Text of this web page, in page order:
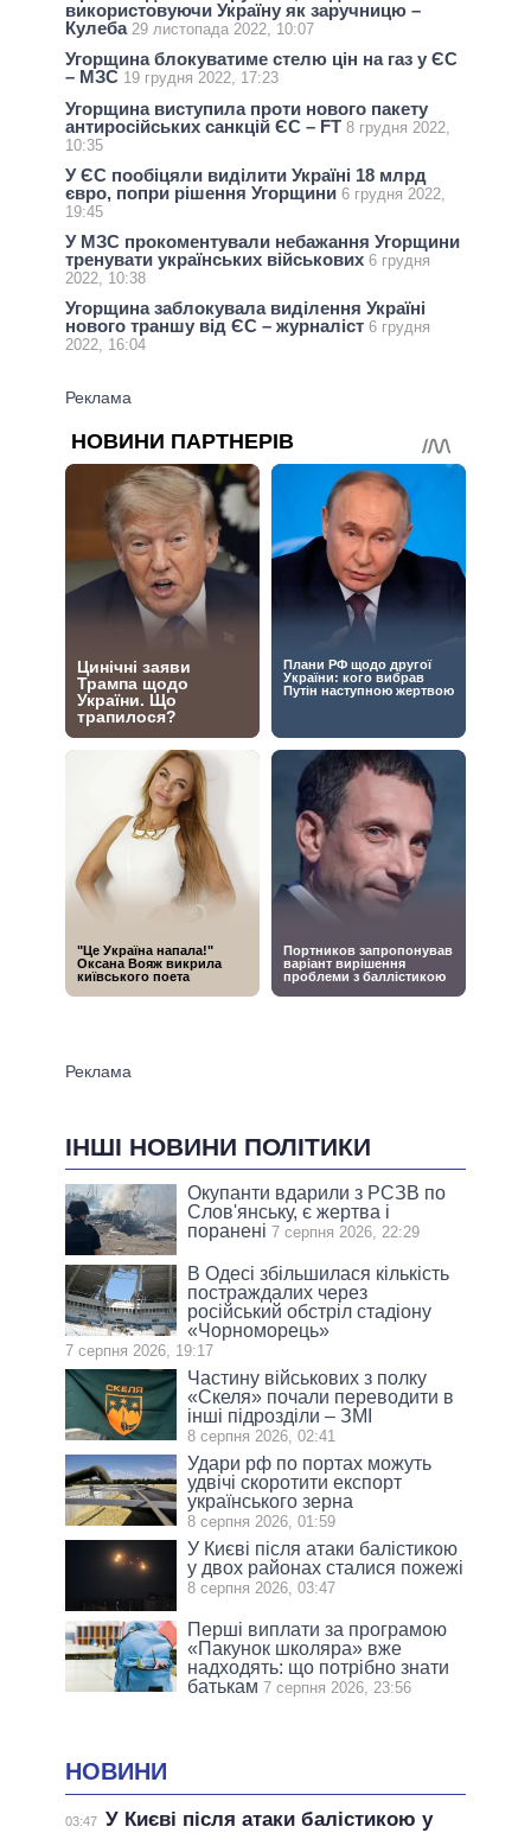
використовуючи Україну як заручницю –
Кулеба 29 листопада 2022, 10:07
Угорщина блокуватиме стелю цін на газ у ЄС
– МЗС 19 грудня 2022, 17:23
Угорщина виступила проти нового пакету
антиросійських санкцій ЄС – FT 8 грудня 2022,
10:35
У ЄС пообіцяли виділити Україні 18 млрд
євро, попри рішення Угорщини 6 грудня 2022,
19:45
У МЗС прокоментували небажання Угорщини
тренувати українських військових 6 грудня
2022, 10:38
Угорщина заблокувала виділення Україні
нового траншу від ЄС – журналіст 6 грудня
2022, 16:04
ІНШІ НОВИНИ ПОЛІТИКИ
Окупанти вдарили з РСЗВ по
Слов'янську, є жертва і
поранені 7 серпня 2026, 22:29
В Одесі збільшилася кількість
постраждалих через
російський обстріл стадіону
«Чорноморець»
7 серпня 2026, 19:17
Частину військових з полку
«Скеля» почали переводити в
інші підрозділи – ЗМІ
8 серпня 2026, 02:41
Удари рф по портах можуть
удвічі скоротити експорт
українського зерна
8 серпня 2026, 01:59
У Києві після атаки балістикою
у двох районах сталися пожежі
8 серпня 2026, 03:47
Перші виплати за програмою
«Пакунок школяра» вже
надходять: що потрібно знати
батькам 7 серпня 2026, 23:56
НОВИНИ
03:47 У Києві після атаки балістикою у